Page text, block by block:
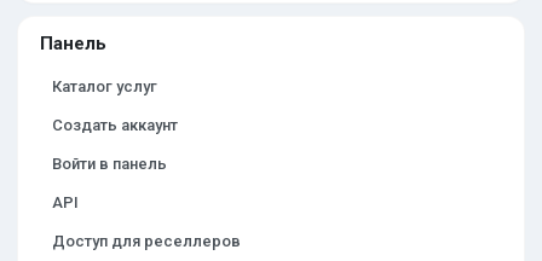
Панель
Каталог услуг
Создать аккаунт
Войти в панель
API
Доступ для реселлеров